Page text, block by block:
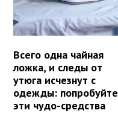
Всего одна чайная
ложка, и следы от
утюга исчезнут с
одежды: попробуйте
эти чудо-средства